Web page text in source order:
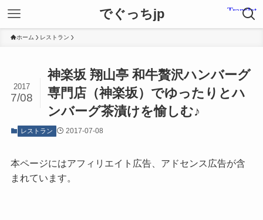
でぐっちjp
ホーム レストラン
神楽坂 翔山亭 和牛贅沢ハンバーグ
専門店（神楽坂）でゆったりとハ
ンバーグ茶漬けを愉しむ♪
2017
7/08
レストラン 2017-07-08
本ページにはアフィリエイト広告、アドセンス広告が含
まれています。